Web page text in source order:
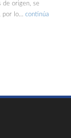
de origen, se
por lo… continúa